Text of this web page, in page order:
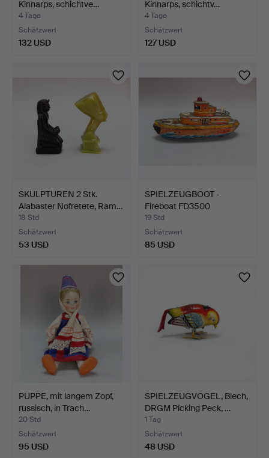
Kinnarps, schichtve…
4 Tage
Schätzwert
132 USD
Kinnarps, schichtv…
4 Tage
Schätzwert
127 USD
SKULPTUREN 2 Stk.
Alabaster Nofretete, Ram…
18 Std
Schätzwert
53 USD
SPIELZEUGBOOT -
Fireboat FD3500
1950er/60e…
19 Std
Schätzwert
85 USD
PUPPE, mit langem Zopf,
russisch, in Trach…
20 Std
Schätzwert
95 USD
SPIELZEUGVOGEL, Blech,
DRGM Picking Peck, …
1 Tag
Schätzwert
48 USD